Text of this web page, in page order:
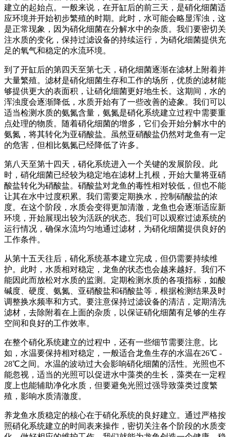
建立的起始点。一般来说，在开缸后的前三天，是硝化细菌适
应环境并开始初步繁殖的时期。此时，水可能会略显浑浊，这
是正常现象，因为硝化细菌在分解水中的杂质。我们要密切关
注水质的变化，保持过滤设备的持续运行，为硝化细菌提供充
足的氧气和稳定的水流环境。
到了开缸后的第四天至第七天，硝化细菌逐渐在滤材上附着并
大量繁殖。滤材是硝化细菌生存和工作的场所，优质的滤材能
够提供更大的表面积，让硝化细菌更好地生长。这期间，水的
浑浊度会逐渐降低，水质开始有了一些改善的迹象。我们可以
适当检测水质的氨氮含量，氨氮是硝化系统建立过程中需要重
点处理的物质。随着硝化细菌的增多，它们会开始分解水中的
氨氮，将其转化为亚硝酸盐。虽然亚硝酸盐仍然对龙鱼有一定
的危害，但相比氨氮已经降低了许多。
第八天至第十四天，硝化系统进入一个关键的发展阶段。此
时，硝化细菌已经较为稳定地在滤材上扎根，开始大量将亚硝
酸盐转化为硝酸盐。硝酸盐对龙鱼的毒性相对较低，但也不能
让其在水中过度积累。我们需要定期换水，控制硝酸盐的浓
度。在这个阶段，水质会变得更加清澈，龙鱼也会逐渐适应新
环境，开始展现出较为活跃的状态。我们可以观察过滤系统的
运行情况，确保水流均匀地通过滤材，为硝化细菌提供良好的
工作条件。
从第十五天往后，硝化系统基本建立完成，但仍需要持续维
护。此时，水质相对稳定，龙鱼的状态也会越来越好。我们不
能因此而放松对水质的监测。定期检测水质的各项指标，如酸
碱度、硬度、氨氮、亚硝酸盐和硝酸盐等，根据检测结果及时
调整换水频率和方式。要注意保持过滤设备的清洁，定期清洗
滤材，去除附着在上面的杂质，以保证硝化细菌有足够的生存
空间和良好的工作效率。
在整个硝化系统建立的过程中，还有一些细节需要注意。比
如，水温要保持相对稳定，一般适合龙鱼生存的水温在26℃ -
28℃之间。水温的波动过大会影响硝化细菌的活性。光照也不
能忽视，适当的光照可以促进水中藻类的生长，藻类在一定程
度上也能辅助净化水质，但要避免光照过强导致藻类过度繁
殖，影响水质清澈度。
养龙鱼水质稳定的核心在于硝化系统的良好建立。通过严格按
照硝化系统建立的时间表来操作，密切关注各个阶段的水质变